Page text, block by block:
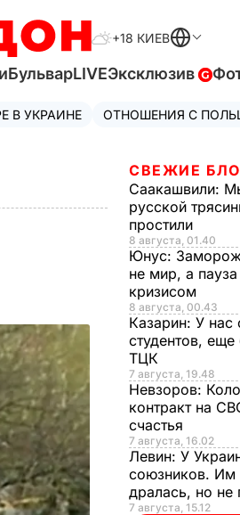
+18 КИЕВ
БульварLIVEЭксклюзив
В УКРАИНЕ ОТНОШЕНИЯ С
СВЕЖИЕ
Саакашвили:
русской
простили
8 августа, 01.40
Юнус:
не мир, а
кризисом
8 августа, 00.43
Казарин: У нас
студентов,
ТЦК
7 августа, 19.48
Невзоров:
контракт на
счастья
7 августа, 16.02
Левин: У
союзников. Им
дралась, но не
7 августа, 15.12